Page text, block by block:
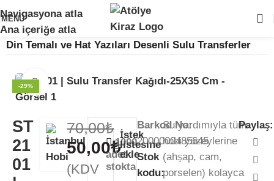
Navigasyona atla
Ana içeriğe atla
🚨ÖNEMLİ DUYURU: Sektörel sezon çalışma takvimimiz nedeniyle
24
Temmuz - 24 Ağustos
tarihleri arasında atölyemiz kapalıdır. 🛒
Sitemizden sipariş vermeye devam edebilirsiniz; tüm kargolarınız
Ağustositibarıyla sırayla kargolanacaktır. 🍒
MENÜ
Ana Sayfa / Kağıt Ürünleri/ Sulu Transfer Kağıdı
Din Temalı ve Hat Yazıları Desenli Sulu Transferler
-29% Büyütmek için tıklayın
ST
21
01
70,00₺
50,00₺
(KDV
1000
adet
stokta
İstek
listesine
ekle
Barkod No:
2000000485645
Stok
kodu:
Su yardımıyla tüm
hobi yüzeylerine
(ahşap, cam,
porselen) kolayca
Paylaş: